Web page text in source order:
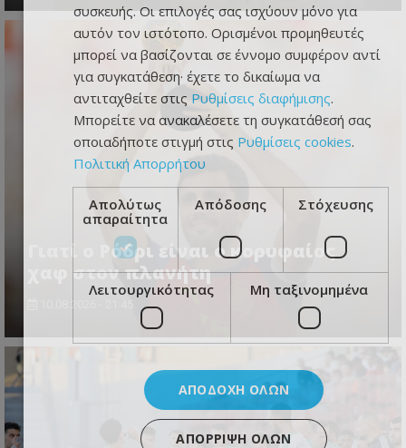
Γιατί ο Ρόδρι είναι ο κορυφαίος
χαφ στον πλανήτη
συσκευής. Οι επιλογές σας ισχύουν μόνο για
αυτόν τον ιστότοπο. Ορισμένοι προμηθευτές
μπορεί να βασίζονται σε έννομο συμφέρον αντί
για συγκατάθεση· έχετε το δικαίωμα να
αντιταχθείτε στις Ρυθμίσεις διαφήμισης.
Μπορείτε να ανακαλέσετε τη συγκατάθεσή σας
οποιαδήποτε στιγμή στις Ρυθμίσεις cookies.
Πολιτική Απορρήτου
Απολύτως
απαραίτητα
Απόδοσης Στόχευσης
Λειτουργικότητας Μη ταξινομημένα
ΑΠΟΔΟΧΉ ΌΛΩΝ
ΑΠΌΡΡΙΨΗ ΌΛΩΝ